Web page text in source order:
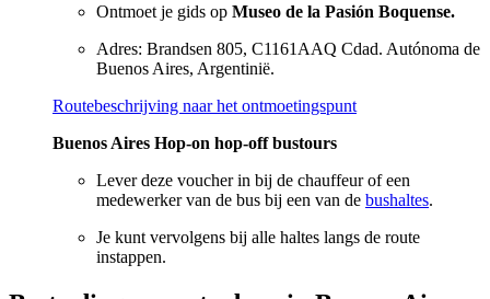
Ontmoet je gids op Museo de la Pasión Boquense.
Adres: Brandsen 805, C1161AAQ Cdad. Autónoma de
Buenos Aires, Argentinië.
Routebeschrijving naar het ontmoetingspunt
Buenos Aires Hop-on hop-off bustours
Lever deze voucher in bij de chauffeur of een
medewerker van de bus bij een van de bushaltes.
Je kunt vervolgens bij alle haltes langs de route
instappen.